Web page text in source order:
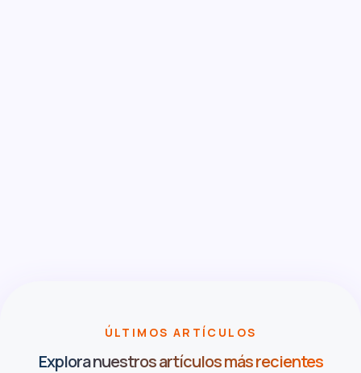
ÚLTIMOS ARTÍCULOS
Explora nuestros artículos más recientes